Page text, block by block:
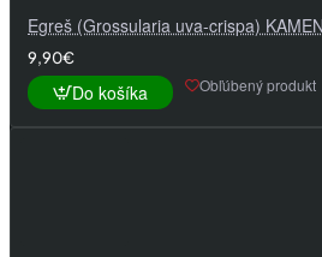
Egreš (Grossularia uva-crispa)
9,90€
Do košíka Obľúbený produkt